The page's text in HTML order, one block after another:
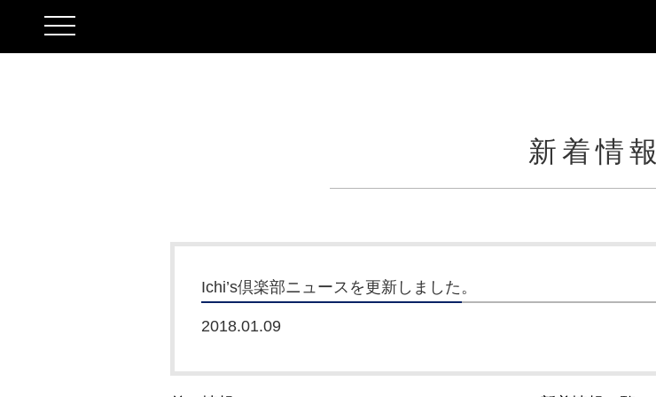
toggle
navigation
新着情報
Ichi’s倶楽部ニュースを更新しました。
2018.01.09